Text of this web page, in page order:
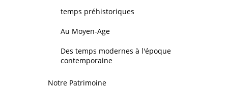
temps préhistoriques
Au Moyen-Age
Des temps modernes à l'époque
contemporaine
Notre Patrimoine